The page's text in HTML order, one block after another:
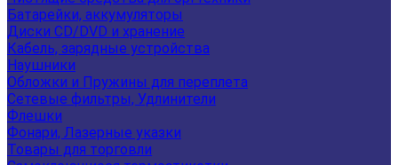
Батарейки, аккумуляторы
Диски CD/DVD и хранение
Кабель, зарядные устройства
Наушники
Обложки и Пружины для переплета
Сетевые фильтры, Удлинители
Флешки
Фонари, Лазерные указки
Товары для торговли